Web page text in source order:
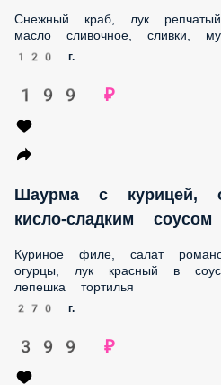
Снежный краб, лук
масло сливочное, сливки,
120 г.
199 ₽
Шаурма с курицей,
кисло-сладким соусом
Куриное филе, салат
огурцы, лук красный в
лепешка тортилья
270 г.
399 ₽